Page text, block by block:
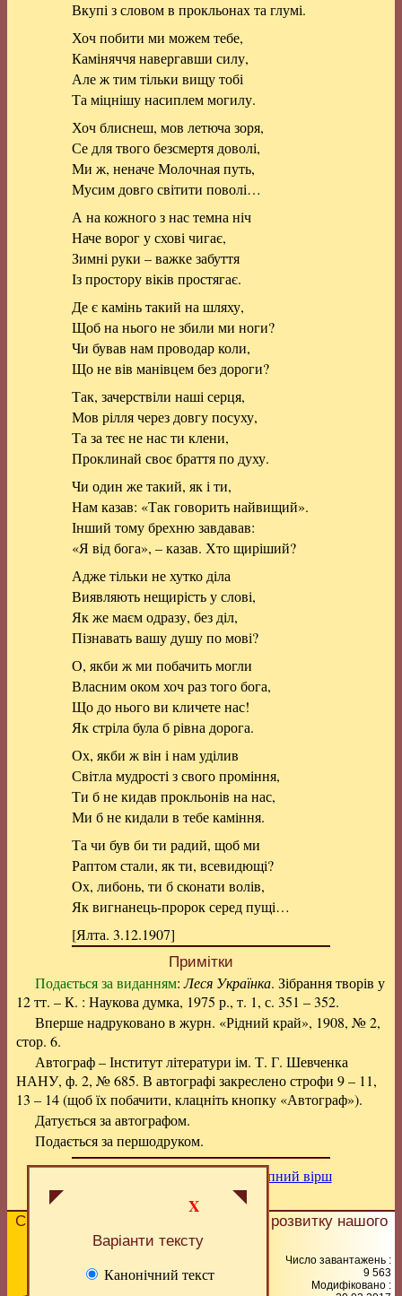
X
Варіанти тексту
Канонічний текст
Вкупі з словом в прокльонах та глумі.
Хоч побити ми можем тебе,
Каміняччя навергавши силу,
Але ж тим тільки вищу тобі
Та міцнішу насиплем могилу.
Хоч блиснеш, мов летюча зоря,
Се для твого безсмертя доволі,
Ми ж, неначе Молочная путь,
Мусим довго світити поволі…
А на кожного з нас темна ніч
Наче ворог у схові чигає,
Зимні руки – важке забуття
Із простору віків простягає.
Де є камінь такий на шляху,
Щоб на нього не збили ми ноги?
Чи бував нам проводар коли,
Що не вів манівцем без дороги?
Так, зачерствіли наші серця,
Мов рілля через довгу посуху,
Та за теє не нас ти клени,
Проклинай своє браття по духу.
Чи один же такий, як і ти,
Нам казав: «Так говорить найвищий».
Інший тому брехню завдавав:
«Я від бога», – казав. Хто щиріший?
Адже тільки не хутко діла
Виявляють нещирість у слові,
Як же маєм одразу, без діл,
Пізнавать вашу душу по мові?
О, якби ж ми побачить могли
Власним оком хоч раз того бога,
Що до нього ви кличете нас!
Як стріла була б рівна дорога.
Ох, якби ж він і нам уділив
Світла мудрості з свого проміння,
Ти б не кидав прокльонів на нас,
Ми б не кидали в тебе каміння.
Та чи був би ти радий, щоб ми
Раптом стали, як ти, всевидющі?
Ох, либонь, ти б сконати волів,
Як вигнанець-пророк серед пущі…
[Ялта. 3.12.1907]
Примітки
Подається за виданням:Леся Українка. Зібрання творів у
12 тт. – К. : Наукова думка, 1975 р., т. 1, с. 351 – 352.
Вперше надруковано в журн. «Рідний край», 1908, № 2,
стор. 6.
Автограф – Інститут літератури ім. Т. Г. Шевченка
НАНУ, ф. 2, № 685. В автографі закреслено строфи 9 – 11,
13 – 14 (щоб їх побачити, клацніть кнопку «Автограф»).
Датується за автографом.
Подається за першодруком.
Наступний вірш
Сподобалась сторінка?
розвитку нашого
сайту!
технологія, коментарі), автори
Число завантажень :
9 563
Модифіковано :